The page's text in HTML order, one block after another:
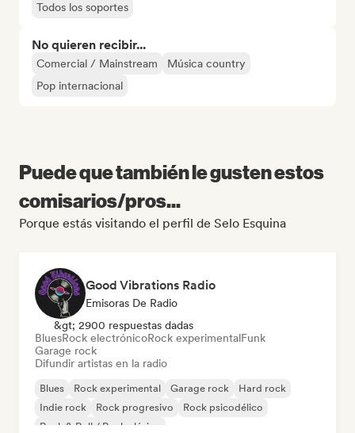
Todos los soportes
No quieren recibir...
Comercial / Mainstream
Música country
Pop internacional
Puede que también le gusten estos
comisarios/pros...
Porque estás visitando el perfil de Selo Esquina
Good Vibrations Radio
Emisoras De Radio
&gt; 2900 respuestas dadas
BluesRock electrónicoRock experimentalFunk
Garage rock
Difundir artistas en la radio
Blues Rock experimental Garage rock
Hard rock
Indie rock
Rock progresivo
Rock psicodélico
Rock & Roll / Rock clásico